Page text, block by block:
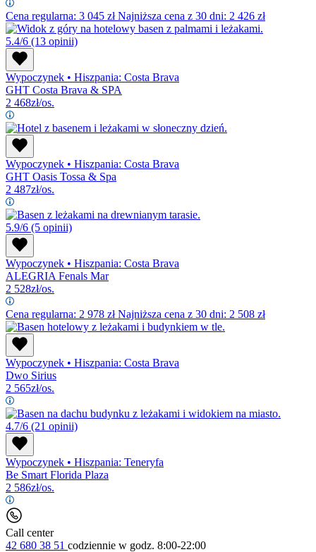
Cena regularna: 3 045 złNajniższa cena z 30 dni: 2 426 zł
5.4/6 (13 opinii)
Wypoczynek • Hiszpania: Costa Brava
GHT Costa Brava & SPA
2 468zł/os.
Wypoczynek • Hiszpania: Costa Brava
GHT Oasis Tossa & Spa
2 487zł/os.
5.9/6 (5 opinii)
Wypoczynek • Hiszpania: Costa Brava
ALEGRIA Fenals Mar
2 528zł/os.
Cena regularna: 2 978 złNajniższa cena z 30 dni: 2 508 zł
Wypoczynek • Hiszpania: Costa Brava
Dwo Sirius
2 565zł/os.
4.7/6 (21 opinii)
Wypoczynek • Hiszpania: Teneryfa
Be Smart Florida Plaza
2 586zł/os.
Call center
42 680 38 51 codziennie w godz. 8:00-22:00